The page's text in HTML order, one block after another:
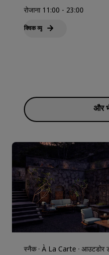
रोजाना 11:00 - 23:00
क्विक व्‍यू
और
स्नैक · À La Carte · आउटडोर